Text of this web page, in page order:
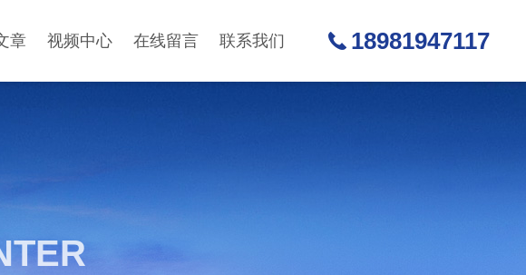
章 视频中心 在线留言 联系我们 18981947117